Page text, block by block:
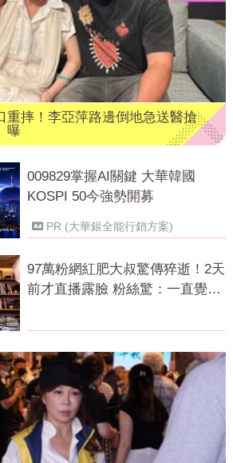
重摔！李亞萍路邊倒地急送醫搶
曝
009829掌握AI關鍵 大華韓國
KOSPI 50今強勢開募
PR (大華銀全能行銷方案)
97萬粉網紅肥大叔驚傳猝逝！2天
前才直播露臉 粉絲驚：一直覺得